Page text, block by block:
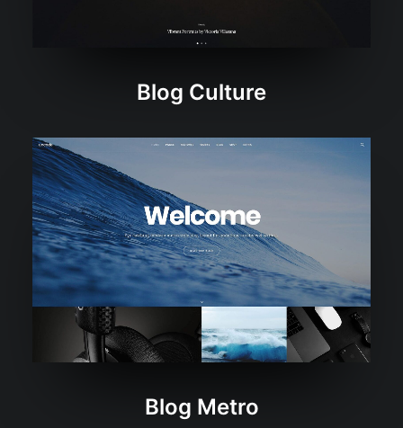
Blog Culture
Blog Metro